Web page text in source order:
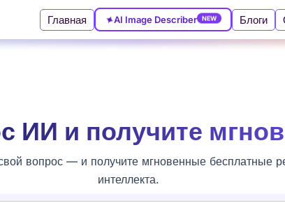
Главная ✦AI Image Describer NEW Блоги
ИИ и получите
вопрос — и получите мгновенные бесплатные
интеллекта.